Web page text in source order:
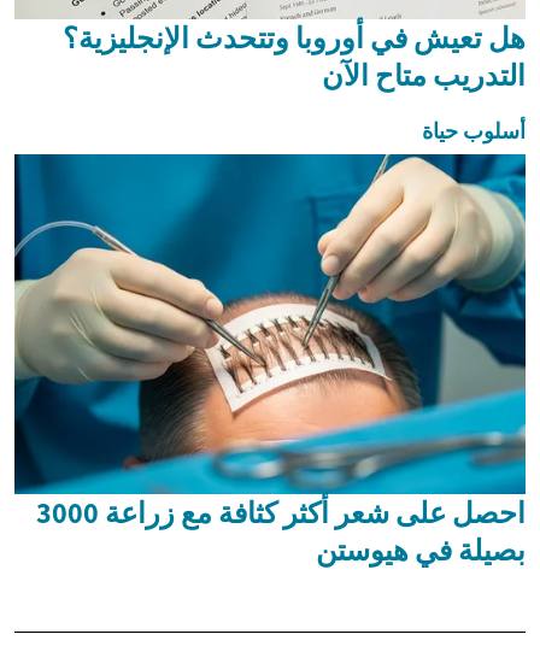
هل تعيش في أوروبا وتتحدث الإنجليزية؟
التدريب متاح الآن
أسلوب حياة
احصل على شعر أكثر كثافة مع زراعة 3000
بصيلة في هيوستن